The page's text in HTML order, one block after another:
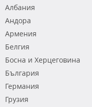
Албания
Андора
Армения
Белгия
Босна и Херцеговина
България
Германия
Грузия